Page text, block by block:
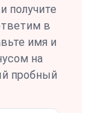
получите
в
имя и
на
пробный